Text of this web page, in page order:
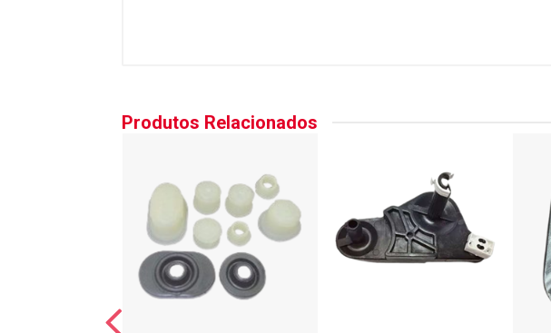
Produtos Relacionados